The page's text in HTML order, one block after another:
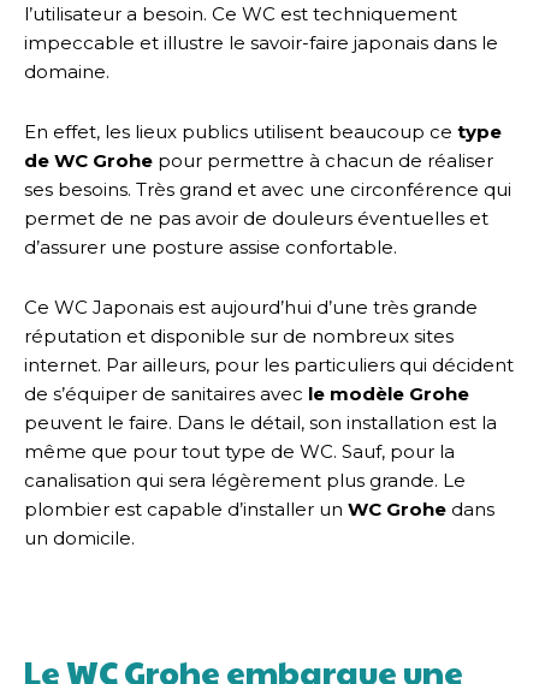
l’utilisateur a besoin. Ce WC est techniquement
impeccable et illustre le savoir-faire japonais dans le
domaine.
En effet, les lieux publics utilisent beaucoup ce type
de WC Grohe pour permettre à chacun de réaliser
ses besoins. Très grand et avec une circonférence qui
permet de ne pas avoir de douleurs éventuelles et
d’assurer une posture assise confortable.
Ce WC Japonais est aujourd’hui d’une très grande
réputation et disponible sur de nombreux sites
internet. Par ailleurs, pour les particuliers qui décident
de s’équiper de sanitaires avec le modèle Grohe
peuvent le faire. Dans le détail, son installation est la
même que pour tout type de WC. Sauf, pour la
canalisation qui sera légèrement plus grande. Le
plombier est capable d’installer un WC Grohe dans
un domicile.
Le WC Grohe embarque une